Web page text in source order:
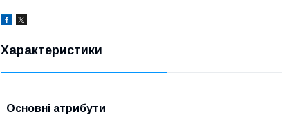
Характеристики
Основні атрибути